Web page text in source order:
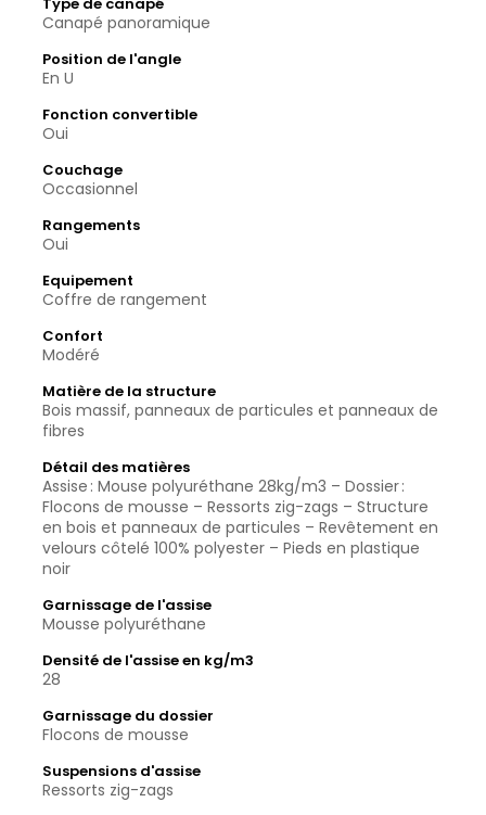
Canapé panoramique
Position de l'angle
En U
Fonction convertible
Oui
Couchage
Occasionnel
Rangements
Oui
Equipement
Coffre de rangement
Confort
Modéré
Matière de la structure
Bois massif, panneaux de particules et panneaux de
fibres
Détail des matières
Assise : Mouse polyuréthane 28kg/m3 – Dossier :
Flocons de mousse – Ressorts zig-zags – Structure
en bois et panneaux de particules – Revêtement en
velours côtelé 100% polyester – Pieds en plastique
noir
Garnissage de l'assise
Mousse polyuréthane
Densité de l'assise en kg/m3
28
Garnissage du dossier
Flocons de mousse
Suspensions d'assise
Ressorts zig-zags